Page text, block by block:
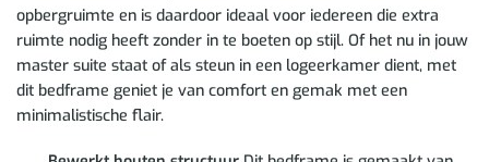
opbergruimte en is daardoor ideaal voor iedereen die extra
ruimte nodig heeft zonder in te boeten op stijl. Of het nu in jouw
master suite staat of als steun in een logeerkamer dient, met
dit bedframe geniet je van comfort en gemak met een
minimalistische flair.